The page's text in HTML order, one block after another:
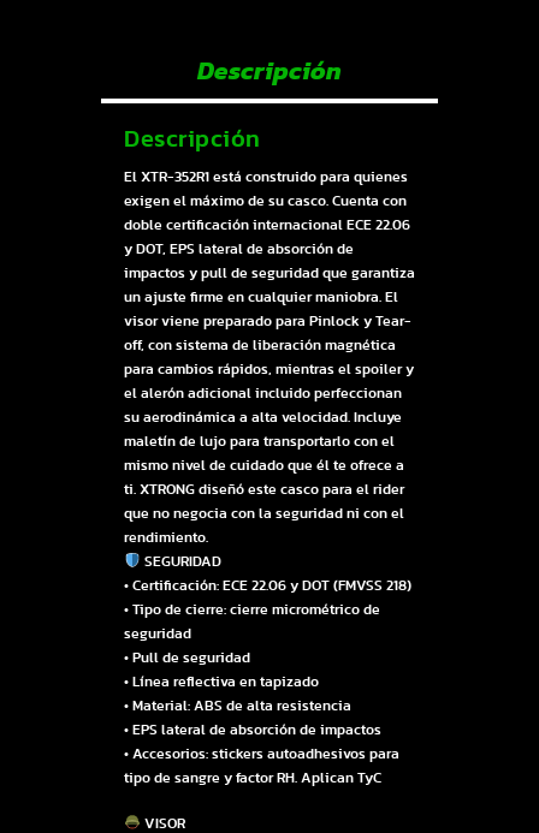
cantidad
Descripción
Descripción
El XTR-352R1 está construido para quienes
exigen el máximo de su casco. Cuenta con
doble certificación internacional ECE 22.06
y DOT, EPS lateral de absorción de
impactos y pull de seguridad que garantiza
un ajuste firme en cualquier maniobra. El
visor viene preparado para Pinlock y Tear-
off, con sistema de liberación magnética
para cambios rápidos, mientras el spoiler y
el alerón adicional incluido perfeccionan
su aerodinámica a alta velocidad. Incluye
maletín de lujo para transportarlo con el
mismo nivel de cuidado que él te ofrece a
ti. XTRONG diseñó este casco para el rider
que no negocia con la seguridad ni con el
rendimiento.
SEGURIDAD
• Certificación: ECE 22.06 y DOT (FMVSS 218)
• Tipo de cierre: cierre micrométrico de
seguridad
• Pull de seguridad
• Línea reflectiva en tapizado
• Material: ABS de alta resistencia
• EPS lateral de absorción de impactos
• Accesorios: stickers autoadhesivos para
tipo de sangre y factor RH. Aplican TyC
VISOR